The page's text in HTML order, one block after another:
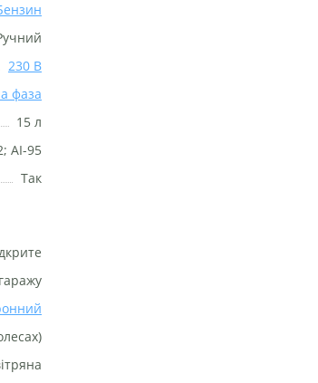
230 В
фаза
15 л
АІ-95
Так